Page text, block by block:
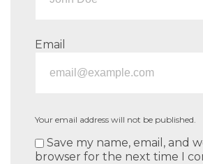
Email
Your email address will not be published.
Save my name, email, and
browser for the next time I